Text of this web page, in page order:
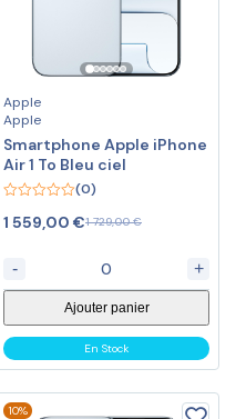
Apple
Apple
Smartphone Apple iPhone
Air 1 To Bleu ciel
out
(0)
1 729,00€
1 559,00 €
- +
Ajouter panier
En Stock
10%